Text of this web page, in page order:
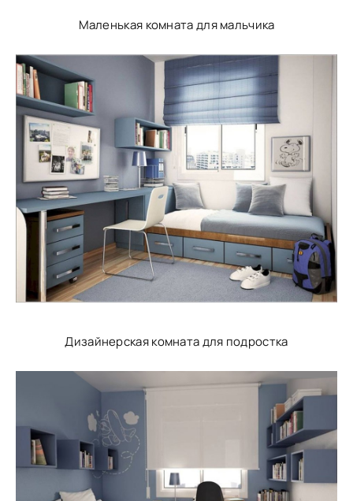
Маленькая комната для мальчика
Дизайнерская комната для подростка